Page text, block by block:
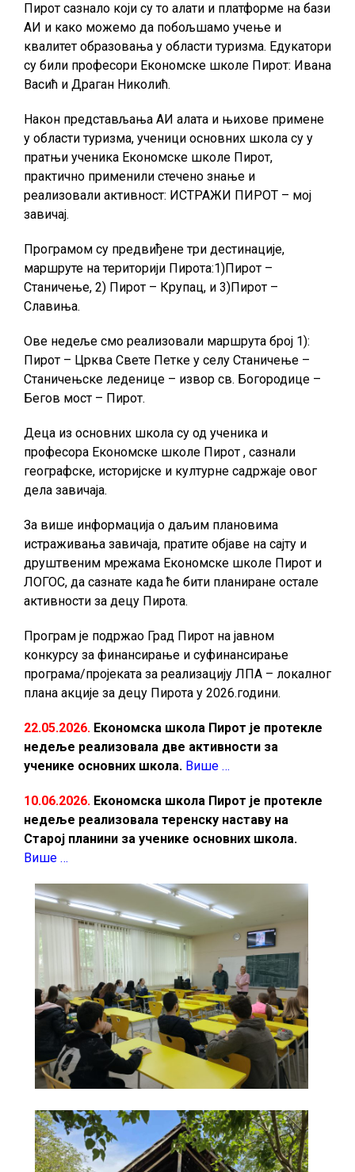
Пирот сазнало који су то алати и платформе на бази
АИ и како можемо да побољшамо учење и
квалитет образовања у области туризма. Едукатори
су били професори Економске школе Пирот: Ивана
Васић и Драган Николић.
Након представљања АИ алата и њихове примене
у области туризма, ученици основних школа су у
пратњи ученика Економске школе Пирот,
практично применили стечено знање и
реализовали активност: ИСТРАЖИ ПИРОТ – мој
завичај.
Програмом су предвиђене три дестинације,
маршруте на територији Пирота:1)Пирот –
Станичење, 2) Пирот – Крупац, и 3)Пирот –
Славиња.
Ове недеље смо реализовали маршрута број 1):
Пирот – Црква Свете Петке у селу Станичење –
Станичењске леденице – извор св. Богородице –
Бегов мост – Пирот.
Деца из основних школа су од ученика и
професора Економске школе Пирот , сазнали
географске, историјске и културне садржаје овог
дела завичаја.
За више информација о даљим плановима
истраживања завичаја, пратите објаве на сајту и
друштвеним мрежама Економске школе Пирот и
ЛОГОС, да сазнате када ће бити планиране остале
активности за децу Пирота.
Програм је подржао Град Пирот на јавном
конкурсу за финансирање и суфинансирање
програма/пројеката за реализацију ЛПА – локалног
плана акције за децу Пирота у 2026.години.
22.05.2026. Економска школа Пирот је протекле
недеље реализовала две активности за
ученике основних школа. Више …
10.06.2026. Економска школа Пирот је протекле
недеље реализовала теренску наставу на
Старој планини за ученике основних школа.
Више …